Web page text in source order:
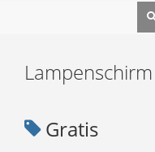
Lampenschirm
Gratis